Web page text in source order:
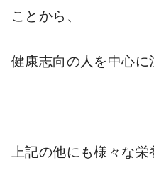
ことから、
健康志向の人を中心に
上記の他にも様々な栄